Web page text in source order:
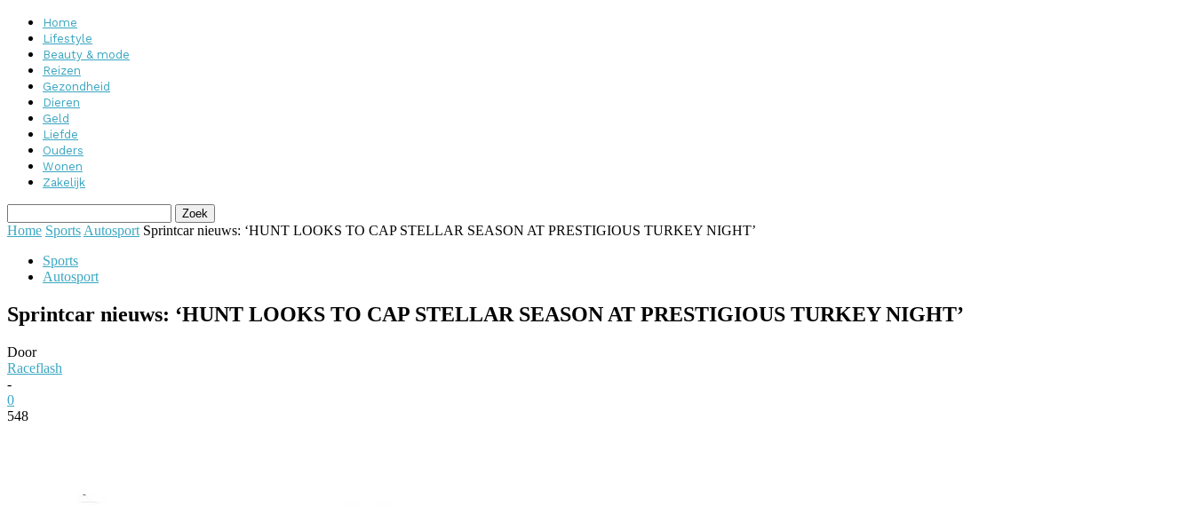
Home
Lifestyle
Beauty & mode
Reizen
Gezondheid
Dieren
Geld
Liefde
Ouders
Wonen
Zakelijk
Home Sports Autosport Sprintcar nieuws: ‘HUNT LOOKS TO CAP STELLAR SEASON AT PRESTIGIOUS TURKEY NIGHT’
Sports
Autosport
Sprintcar nieuws: ‘HUNT LOOKS TO CAP STELLAR SEASON AT PRESTIGIOUS TURKEY NIGHT’
Door
Raceflash
-
0
548